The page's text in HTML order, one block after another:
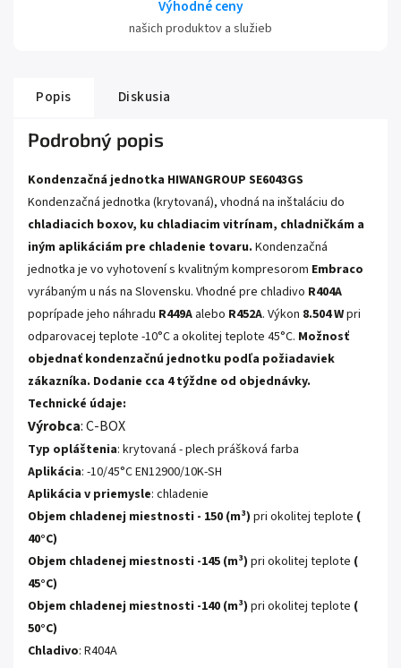
Výhodné ceny
našich produktov a služieb
Popis Diskusia
Podrobný popis
Kondenzačná jednotka HIWANGROUP SE6043GS
Kondenzačná jednotka (krytovaná), vhodná na inštaláciu do
chladiacich boxov, ku chladiacim vitrínam, chladničkám a
iným aplikáciám pre chladenie tovaru. Kondenzačná
jednotka je vo vyhotovení s kvalitným kompresorom Embraco
vyrábaným u nás na Slovensku. Vhodné pre chladivo R404A
poprípade jeho náhradu R449A alebo R452A. Výkon 8.504 Wpri
odparovacej teplote -10°C a okolitej teplote 45°C. Možnosť
objednať kondenzačnú jednotku podľa požiadaviek
zákazníka. Dodanie cca 4 týždne od objednávky.
Technické údaje:
Výrobca:C-BOX
Typ opláštenia: krytovaná - plech prášková farba
Aplikácia: -10/45°C EN12900/10K-SH
Aplikácia v priemysle: chladenie
Objem chladenej miestnosti - 150 (m³) pri okolitej teplote (
40°C)
Objem chladenej miestnosti -145 (m³) pri okolitej teplote (
45°C)
Objem chladenej miestnosti -140 (m³) pri okolitej teplote (
50°C)
Chladivo: R404A